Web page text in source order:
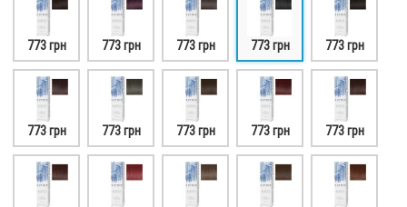
773 грн 773 грн 773 грн 773 грн 773 грн
773 грн 773 грн 773 грн 773 грн 773 грн